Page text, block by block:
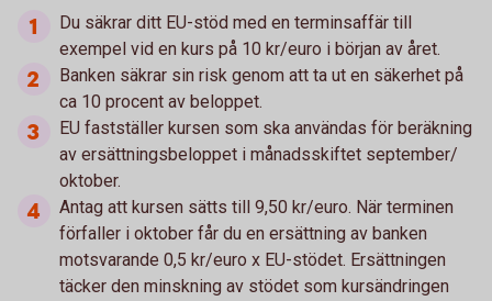
Du säkrar ditt EU-stöd med en terminsaffär till
exempel vid en kurs på 10 kr/euro i början av året.
Banken säkrar sin risk genom att ta ut en säkerhet på
ca 10 procent av beloppet.
EU fastställer kursen som ska användas för beräkning
av ersättningsbeloppet i månadsskiftet september/
oktober.
Antag att kursen sätts till 9,50 kr/euro. När terminen
förfaller i oktober får du en ersättning av banken
motsvarande 0,5 kr/euro x EU-stödet. Ersättningen
täcker den minskning av stödet som kursändringen